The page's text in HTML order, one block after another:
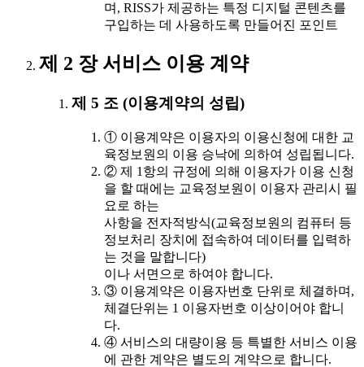
며, RISS가 제공하는 특정 디지털 콘텐츠를
구입하는 데 사용하도록 만들어진 포인트
제 2 장 서비스 이용 계약
제 5 조 (이용계약의 성립)
① 이용계약은 이용자의 이용신청에 대한 교
육정보원의 이용 승낙에 의하여 성립됩니다.
② 제 1항의 규정에 의해 이용자가 이용 신청
을 할 때에는 교육정보원이 이용자 관리시 필
요로 하는
사항을 전자적방식(교육정보원의 컴퓨터 등
정보처리 장치에 접속하여 데이터를 입력하
는 것을 말합니다)
이나 서면으로 하여야 합니다.
③ 이용계약은 이용자번호 단위로 체결하며,
체결단위는 1 이용자번호 이상이어야 합니
다.
④ 서비스의 대량이용 등 특별한 서비스 이용
에 관한 계약은 별도의 계약으로 합니다.